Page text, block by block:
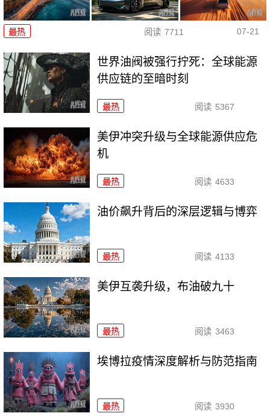
最热 阅读 7711 07-21
世界油阀被强行拧死：全球能源
供应链的至暗时刻
最热 阅读 5367
美伊冲突升级与全球能源供应危
机
最热 阅读 4633
油价飙升背后的深层逻辑与博弈
最热 阅读 4133
美伊互袭升级，布油破九十
最热 阅读 3463
埃博拉疫情深度解析与防范指南
最热 阅读 3930